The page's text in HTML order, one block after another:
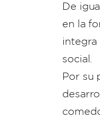
De
en la
integra
social.
Por su